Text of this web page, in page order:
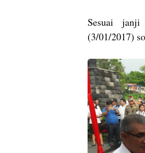
Sesuai janji
(3/01/2017)